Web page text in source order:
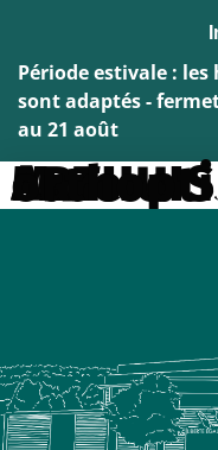
Aller à la recherche
Période estivale :
sont adaptés -
au 21 août
Mme ARTHUIS Aurore -